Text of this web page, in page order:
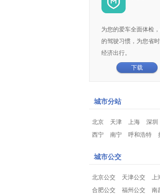
为您的爱车全面体检
的驾驶习惯，为您省时
经济出行。
下载
城市分站
北京 天津 上海 深圳
西宁
南宁 呼和浩特
城市公交
北京公交 天津公交 上
合肥公交
福州公交 南